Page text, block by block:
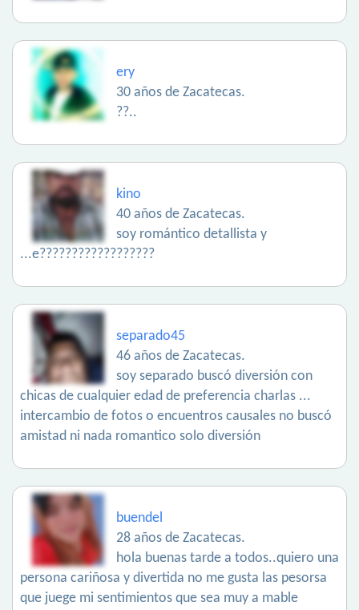
ery
30 años de Zacatecas.
??..
kino
40 años de Zacatecas.
soy romántico detallista y
...e??????????????????
separado45
46 años de Zacatecas.
soy separado buscó diversión con
chicas de cualquier edad de preferencia charlas ...
intercambio de fotos o encuentros causales no buscó
amistad ni nada romantico solo diversión
buendel
28 años de Zacatecas.
hola buenas tarde a todos..quiero una
persona cariñosa y divertida no me gusta las pesorsa
que juege mi sentimientos que sea muy a mable